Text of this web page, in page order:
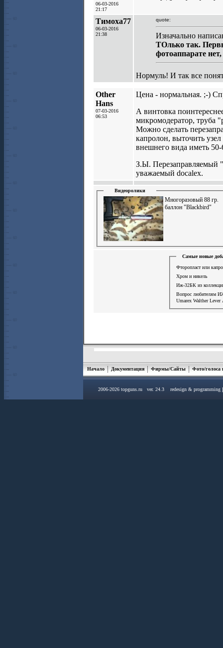
06-03-2016
21:17
Тимоха77
06-03-2016
21:38
quote:
Изначально
ТОлько так.
фотоаппарате
Нормуль! И так все
Other
Hans
07-03-2016
06:53
Цена - нормальная. ;-)
А винтовка
микромодератор, труба
Можно сделать
капролон, выточить
внешнего вида иметь
З.Ы. Перезаправляемый
уважаемый docalex.
Видеоролики
Многоразовый 88 гр.
баллон "Blackbird"
Самые новые
Фторопласт или
Хром и никель
Иж-32БК из
Вопрос любителям
Umarex Walther
Начало Документация Фирмы/Сайты Фото/голоса
2006-2026 topguns.ru ver. 24.3 redesign & programming